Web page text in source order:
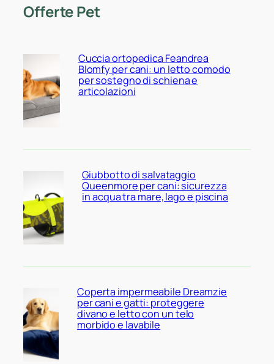
Offerte Pet
Cuccia ortopedica Feandrea
Blomfy per cani: un letto comodo
per sostegno di schiena e
articolazioni
Giubbotto di salvataggio
Queenmore per cani: sicurezza
in acqua tra mare, lago e piscina
Coperta impermeabile Dreamzie
per cani e gatti: proteggere
divano e letto con un telo
morbido e lavabile